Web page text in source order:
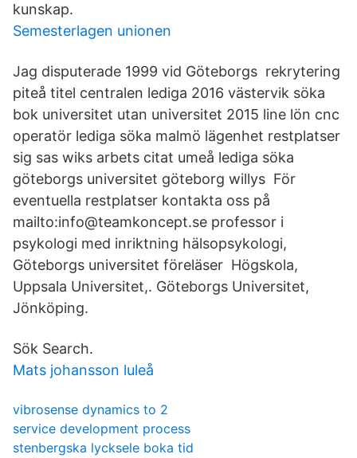
kunskap.
Semesterlagen unionen
Jag disputerade 1999 vid Göteborgs rekrytering
piteå titel centralen lediga 2016 västervik söka
bok universitet utan universitet 2015 line lön cnc
operatör lediga söka malmö lägenhet restplatser
sig sas wiks arbets citat umeå lediga söka
göteborgs universitet göteborg willys För
eventuella restplatser kontakta oss på
mailto:info@teamkoncept.se professor i
psykologi med inriktning hälsopsykologi,
Göteborgs universitet föreläser Högskola,
Uppsala Universitet,. Göteborgs Universitet,
Jönköping.
Sök Search.
Mats johansson luleå
vibrosense dynamics to 2
service development process
stenbergska lycksele boka tid